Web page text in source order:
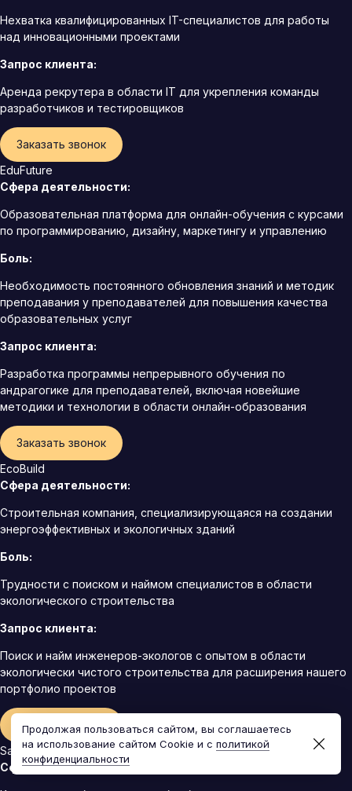
Нехватка квалифицированных IT-специалистов для работы
над инновационными проектами
Запрос клиента:
Аренда рекрутера в области IT для укрепления команды
разработчиков и тестировщиков
Заказать звонок
EduFuture
Сфера деятельности:
Образовательная платформа для онлайн-обучения с курсами
по программированию, дизайну, маркетингу и управлению
Боль:
Необходимость постоянного обновления знаний и методик
преподавания у преподавателей для повышения качества
образовательных услуг
Запрос клиента:
Разработка программы непрерывного обучения по
андрагогике для преподавателей, включая новейшие
методики и технологии в области онлайн-образования
Заказать звонок
EcoBuild
Сфера деятельности:
Строительная компания, специализирующаяся на создании
энергоэффективных и экологичных зданий
Боль:
Трудности с поиском и наймом специалистов в области
экологического строительства
Запрос клиента:
Поиск и найм инженеров-экологов с опытом в области
экологически чистого строительства для расширения нашего
портфолио проектов
Заказать звонок
SafeNet
Сфера деятельности:
Продолжая пользоваться сайтом, вы соглашаетесь
на использование сайтом Cookie и с политикой
конфиденциальности